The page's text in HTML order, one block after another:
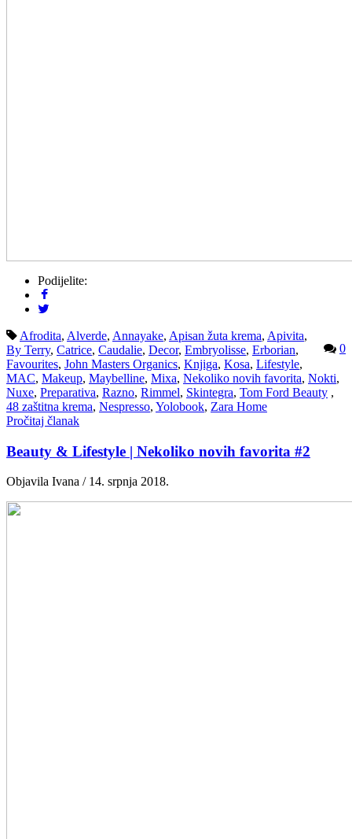
Podijelite:
0
Afrodita, Alverde, Annayake, Apisan žuta krema, Apivita,
By Terry, Catrice, Caudalie, Decor, Embryolisse, Erborian,
Favourites, John Masters Organics, Knjiga, Kosa, Lifestyle,
MAC, Makeup, Maybelline, Mixa, Nekoliko novih favorita, Nokti,
Nuxe, Preparativa, Razno, Rimmel, Skintegra, Tom Ford Beauty ,
48 zaštitna krema, Nespresso, Yolobook, Zara Home
Pročitaj članak
Beauty & Lifestyle | Nekoliko novih favorita #2
Objavila Ivana / 14. srpnja 2018.